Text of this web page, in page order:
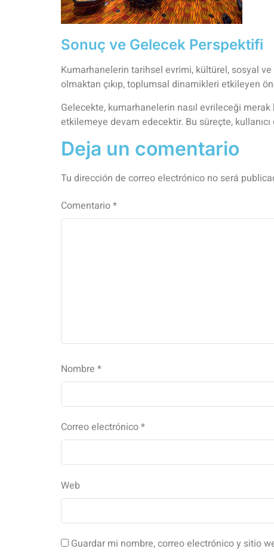
Sonuç ve Gelecek Perspektifi
Kumarhanelerin tarihsel evrimi, kültürel, sosyal
olmaktan çıkıp, toplumsal dinamikleri etkileyen
Gelecekte, kumarhanelerin nasıl evrileceği
etkilemeye devam edecektir. Bu süreçte,
Deja un comentario
Tu dirección de correo electrónico no será
Comentario*
Nombre *
Correo electrónico*
Web
Guardar mi nombre, correo electrónico y sitio